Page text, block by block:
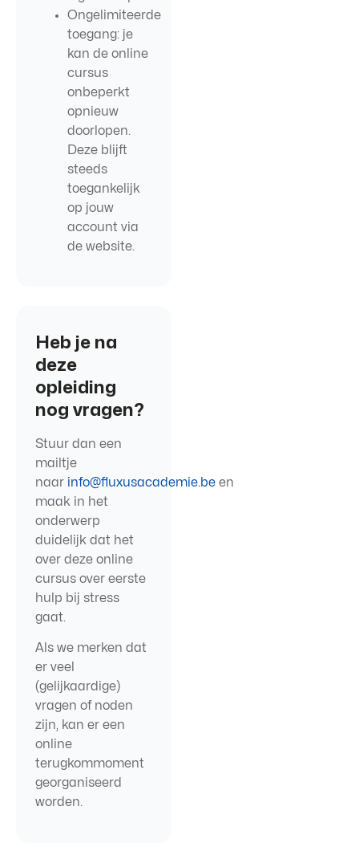
Ongelimiteerde
toegang: je
kan de online
cursus
onbeperkt
opnieuw
doorlopen.
Deze blijft
steeds
toegankelijk
op jouw
account via
de website.
Heb je na
deze
opleiding
nog vragen?
Stuur dan een
mailtje
naar info@fluxusacademie.be en
maak in het
onderwerp
duidelijk dat het
over deze online
cursus over eerste
hulp bij stress
gaat.
Als we merken dat
er veel
(gelijkaardige)
vragen of noden
zijn, kan er een
online
terugkommoment
georganiseerd
worden.